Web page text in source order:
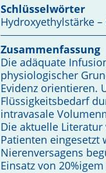
Schlüsselwörter
Hydroxyethylstärke
Zusammenfassung
Die adäquate
physiologischer
Evidenz orientieren.
Flüssigkeitsbedarf
intravasale
Die aktuelle
Patienten eingesetzt
Nierenversagens
Einsatz von